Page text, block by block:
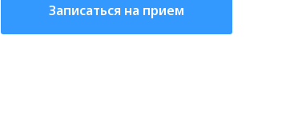
Записаться на прием